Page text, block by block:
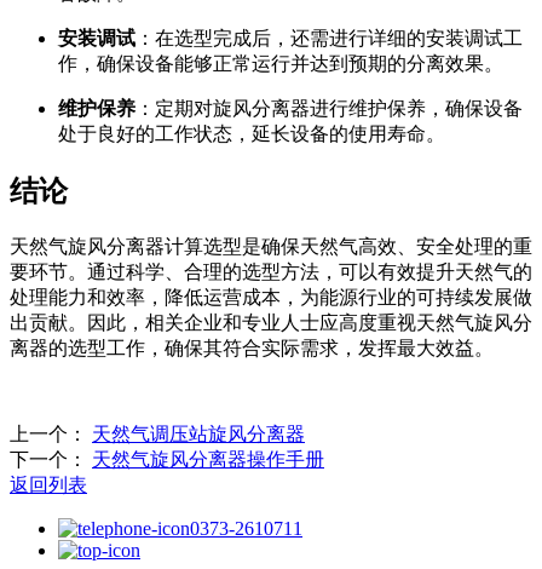
安装调试 ：在选型完成后，还需进行详细的安装调试工
作，确保设备能够正常运行并达到预期的分离效果。
维护保养 ：定期对旋风分离器进行维护保养，确保设备
处于良好的工作状态，延长设备的使用寿命。
结论
天然气旋风分离器计算选型是确保天然气高效、安全处理的重
要环节。通过科学、合理的选型方法，可以有效提升天然气的
处理能力和效率，降低运营成本，为能源行业的可持续发展做
出贡献。因此，相关企业和专业人士应高度重视天然气旋风分
离器的选型工作，确保其符合实际需求，发挥最大效益。
上一个：
天然气调压站旋风分离器
下一个：
天然气旋风分离器操作手册
返回列表
0373-2610711